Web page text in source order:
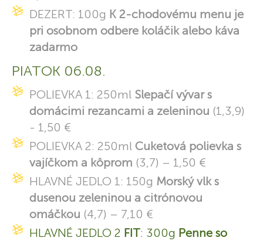
DEZERT: 100g K 2-chodovému menu je
pri osobnom odbere koláčik alebo káva
zadarmo
PIATOK 06.08.
POLIEVKA 1: 250ml Slepačí vývar s
domácimi rezancami a zeleninou (1,3,9)
- 1,50 €
POLIEVKA 2: 250ml Cuketová polievka s
vajíčkom a kôprom (3,7) – 1,50 €
HLAVNÉ JEDLO 1: 150g Morský vlk s
dusenou zeleninou a citrónovou
omáčkou (4,7) – 7,10 €
HLAVNÉ JEDLO 2 FIT: 300g Penne so